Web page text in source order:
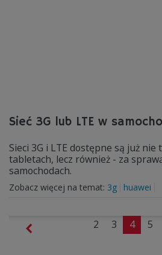
Sieć 3G lub LTE w
Sieci 3G i LTE dostępne są już
tabletach, lecz również - za
samochodach.
Zobacz więcej na temat: 3g huawei
2 3 4 5